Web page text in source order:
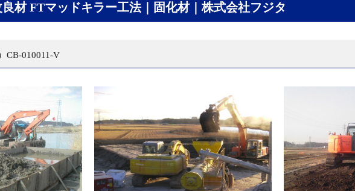
材 FTマッドキラー工法｜固化材｜株式会社フジタ
CB-010011-V